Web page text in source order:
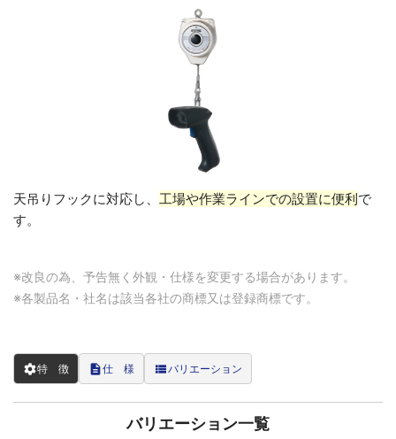
天吊りフックに対応し、 工場や作業ラインでの設置に便利で
す。
※改良の為、予告無く外観・仕様を変更する場合があります。
※各製品名・社名は該当各社の商標又は登録商標です。
settings特 徴 description仕 様 view_listバリエーション
バリエーション一覧